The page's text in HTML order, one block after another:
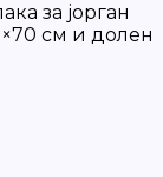
за јорган
см и долен